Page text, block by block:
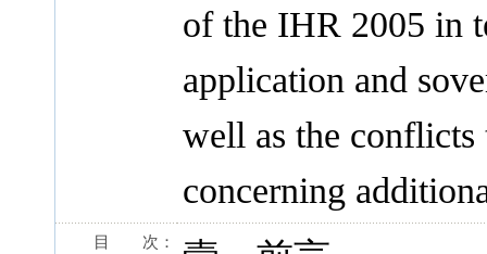
of the IHR 2005 in
application and
well as the conflicts
concerning
目 次：